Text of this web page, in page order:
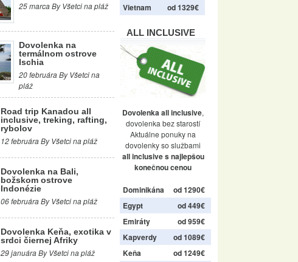
25 marca By Všetci na pláž
Dovolenka na
termálnom ostrove
Ischia
20 februára By Všetci na
pláž
Road trip Kanadou all
inclusive, treking, rafting,
rybolov
12 februára By Všetci na pláž
Dovolenka na Bali,
božskom ostrove
Indonézie
06 februára By Všetci na pláž
Dovolenka Keňa, exotika v
srdci čiernej Afriky
29 januára By Všetci na pláž
Vietnam
od 1329€
ALL INCLUSIVE
Dovolenka all inclusive,
dovolenka bez starostí
Aktuálne ponuky na
dovolenky so službami
all inclusive s najlepšou
konečnou cenou
Dominikána
od 1290€
Egypt
od 449€
Emiráty
od 959€
Kapverdy
od 1089€
Keňa
od 1249€